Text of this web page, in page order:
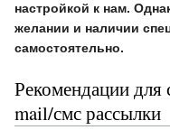
настройкой к нам.
желании и наличии
самостоятельно.
Рекомендации для
mail/смс рассылки